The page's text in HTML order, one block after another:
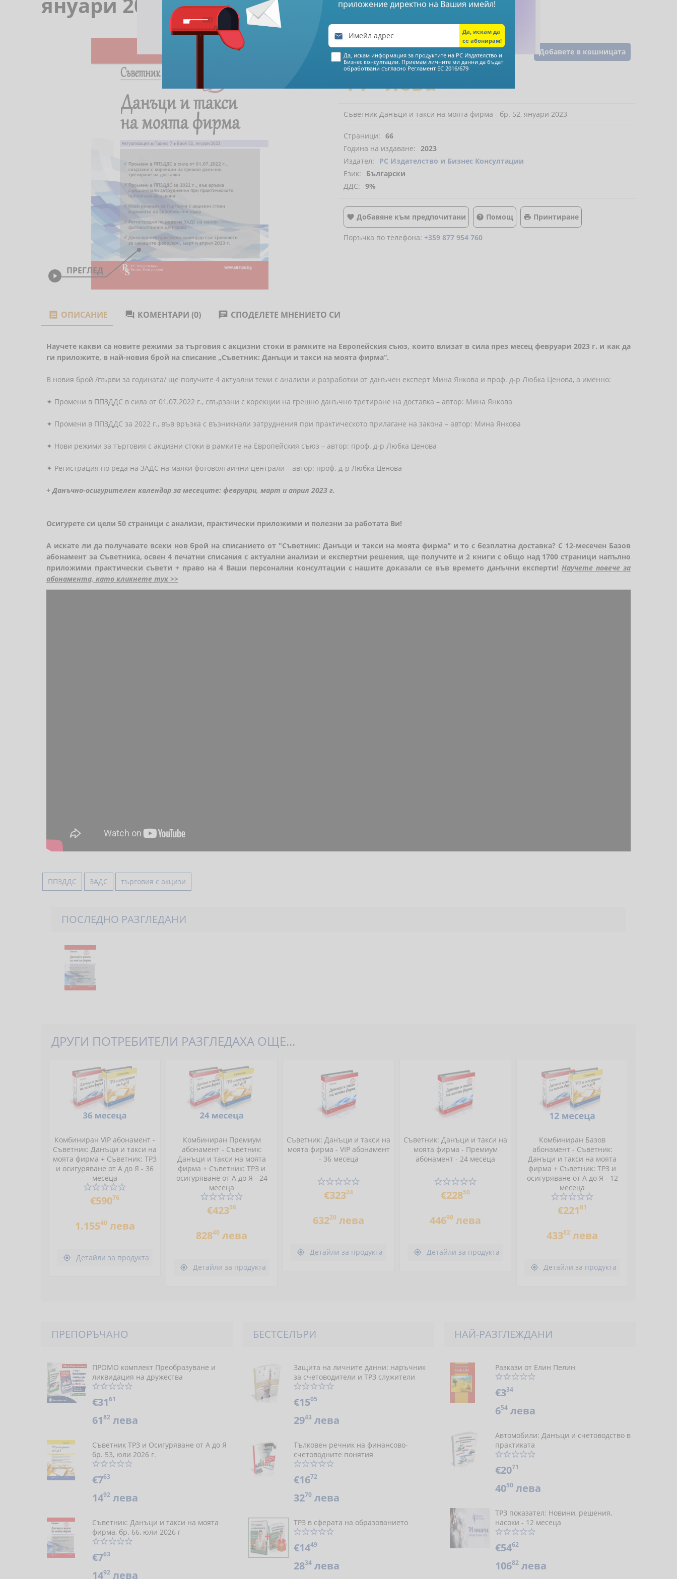
 ПРЕГЛЕД
Добавете в кошницата
€ 725
14 лева
Съветник Данъци и такси на моята фирма - бр. 52, януари 2023
Страници: 66
Година на издаване: 2023
Издател:
РС Издателство и Бизнес Консултации
Език:
Български
ДДС: 9%
 Добавяне към предпочитани  Помощ  Принтиране
Поръчка по телефона: +359 877 954 760
 ОПИСАНИЕ  КОМЕНТАРИ (0)  СПОДЕЛЕТЕ МНЕНИЕТО СИ
Научете какви са новите режими за търговия с акцизни стоки в рамките на Европейския съюз, които влизат в сила през месец февруари 2023 г. и как да
ги приложите, в най-новия брой на списание „Съветник: Данъци и такси на моята фирма“.
В новия брой /първи за годината/ ще получите 4 актуални теми с анализи и разработки от данъчен експерт Мина Янкова и проф. д-р Любка Ценова, а именно:
✦ Промени в ППЗДДС в сила от 01.07.2022 г., свързани с корекции на грешно данъчно третиране на доставка – автор: Мина Янкова
✦ Промени в ППЗДДС за 2022 г., във връзка с възникнали затруднения при практическото прилагане на закона – автор: Мина Янкова
✦ Нови режими за търговия с акцизни стоки в рамките на Европейския съюз – автор: проф. д-р Любка Ценова
✦ Регистрация по реда на ЗАДС на малки фотоволтаични централи – автор: проф. д-р Любка Ценова
+Данъчно-осигурителен календар за месеците: февруари, март и април 2023 г.
Осигурете си цели 50 страници с анализи, практически приложими и полезни за работата Ви!
А искате ли да получавате всеки нов брой на списанието от "Съветник: Данъци и такси на моята фирма" и то с безплатна доставка? С 12-месечен Базов
абонамент за Съветника, освен 4 печатни списания с актуални анализи и експертни решения, ще получите и 2 книги с общо над 1700 страници напълно
приложими практически съвети + право на 4 Ваши персонални консултации с нашите доказали се във времето данъчни експерти!Научете повече за
абонамента, като кликнете тук >>
ППЗДДС ЗАДС търговия с акцизи
ПОСЛЕДНО РАЗГЛЕДАНИ
ДРУГИ ПОТРЕБИТЕЛИ РАЗГЛЕДАХА ОЩЕ...
Комбиниран VIP абонамент -
Съветник: Данъци и такси на
моята фирма + Съветник: ТРЗ
и осигуряване от А до Я - 36
месеца
€59076
1.15540лева
 Детайли за продукта
Комбиниран Премиум
абонамент - Съветник:
Данъци и такси на моята
фирма + Съветник: ТРЗ и
осигуряване от А до Я - 24
месеца
€42356
82840 лева
 Детайли за продукта
Съветник: Данъци и такси на
моята фирма - VIP абонамент
- 36 месеца
€32324
63220 лева
 Детайли за продукта
Съветник: Данъци и такси на
моята фирма - Премиум
абонамент - 24 месеца
€22850
44690 лева
 Детайли за продукта
Комбиниран Базов
абонамент - Съветник:
Данъци и такси на моята
фирма + Съветник: ТРЗ и
осигуряване от А до Я - 12
месеца
€22181
43382 лева
 Детайли за продукта
ПРЕПОРЪЧАНО
ПРОМО комплект Преобразуване и
ликвидация на дружества
€3161
6182 лева
Съветник ТРЗ и Осигуряване от А до Я
бр. 53, юли 2026 г.
€763
1492 лева
Съветник: Данъци и такси на моята
фирма, бр. 66, юли 2026 г
€763
1492 лева
БЕСТСЕЛЪРИ
Защита на личните данни: наръчник
за счетоводители и ТРЗ служители
€1505
2943 лева
Тълковен речник на финансово-
счетоводните понятия
€1672
3270лева
ТРЗ в сферата на образованието
€1449
2834лева
НАЙ-РАЗГЛЕЖДАНИ
Разкази от Елин Пелин
€334
654лева
Автомобили: Данъци и счетоводство в
практиката
€2071
4050лева
ТРЗ показател: Новини, решения,
насоки - 12 месеца
€5462
10682лева
приложение директно на Вашия имейл!

Да, искам информация за продуктите на РС Издателство и
Бизнес консултации. Приемам личните ми данни да бъдат
обработвани съгласно Регламент ЕС 2016/679